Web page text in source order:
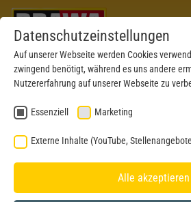
Datenschutzeinstellungen
Auf unserer Webseite werden Cookies
zwingend benötigt, während es uns andere
Nutzererfahrung auf unserer Webseite zu
Essenziell Marketing
Externe Inhalte (YouTube,
Alle akzeptieren